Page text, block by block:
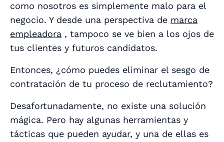
como nosotros es simplemente malo para el
negocio. Y desde una perspectiva de marca
empleadora , tampoco se ve bien a los ojos de
tus clientes y futuros candidatos.
Entonces, ¿cómo puedes eliminar el sesgo de
contratación de tu proceso de reclutamiento?
Desafortunadamente, no existe una solución
mágica. Pero hay algunas herramientas y
tácticas que pueden ayudar, y una de ellas es